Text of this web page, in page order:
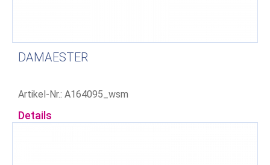
DAMAESTER
Artikel-Nr.: A164095_wsm
Details